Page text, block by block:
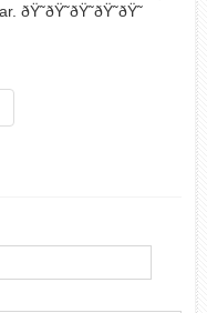
ðŸ˜­ðŸ˜­ðŸ˜­ðŸ˜­ðŸ˜­